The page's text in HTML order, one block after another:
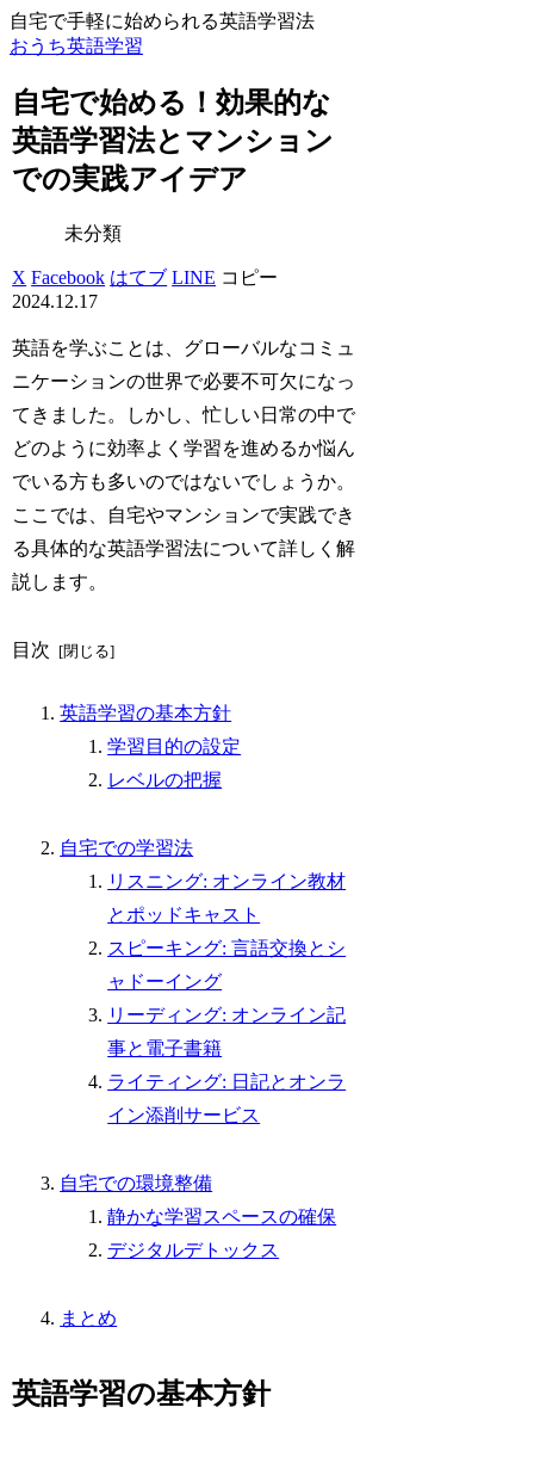
自宅で手軽に始められる英語学習法
おうち英語学習
自宅で始める！効果的な
英語学習法とマンション
での実践アイデア
未分類
X Facebook はてブ LINE コピー
2024.12.17
英語を学ぶことは、グローバルなコミュ
ニケーションの世界で必要不可欠になっ
てきました。しかし、忙しい日常の中で
どのように効率よく学習を進めるか悩ん
でいる方も多いのではないでしょうか。
ここでは、自宅やマンションで実践でき
る具体的な英語学習法について詳しく解
説します。
目次
英語学習の基本方針
学習目的の設定
レベルの把握
自宅での学習法
リスニング: オンライン教材
とポッドキャスト
スピーキング: 言語交換とシ
ャドーイング
リーディング: オンライン記
事と電子書籍
ライティング: 日記とオンラ
イン添削サービス
自宅での環境整備
静かな学習スペースの確保
デジタルデトックス
まとめ
英語学習の基本方針